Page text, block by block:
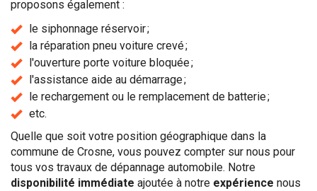
proposons également :
le siphonnage réservoir ;
la réparation pneu voiture crevé ;
l'ouverture porte voiture bloquée ;
l'assistance aide au démarrage ;
le rechargement ou le remplacement de batterie ;
etc.
Quelle que soit votre position géographique dans la
commune de Crosne, vous pouvez compter sur nous pour
tous vos travaux de dépannage automobile. Notre
disponibilité immédiate ajoutée à notre expérience nous